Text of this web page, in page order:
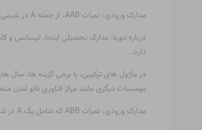
مدارک ورودی: نمرات AAB، از جمله A در شیمی و B در ریاضیات یا یک موضوع علمی
درباره دوره: مدارک تحصیلی اینجا، لیسانس
دارد.
در ماژول های ترکیبی، با برخی گزینه ها،
موسسات دیگری مانند مرکز فناوری نانو لندن
مدارک ورودی: نمرات ABB که شامل یک A در شیمی و حداقل دو B در سایر موضوعات مرتبط است.